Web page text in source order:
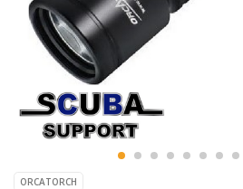
ORCATORCH